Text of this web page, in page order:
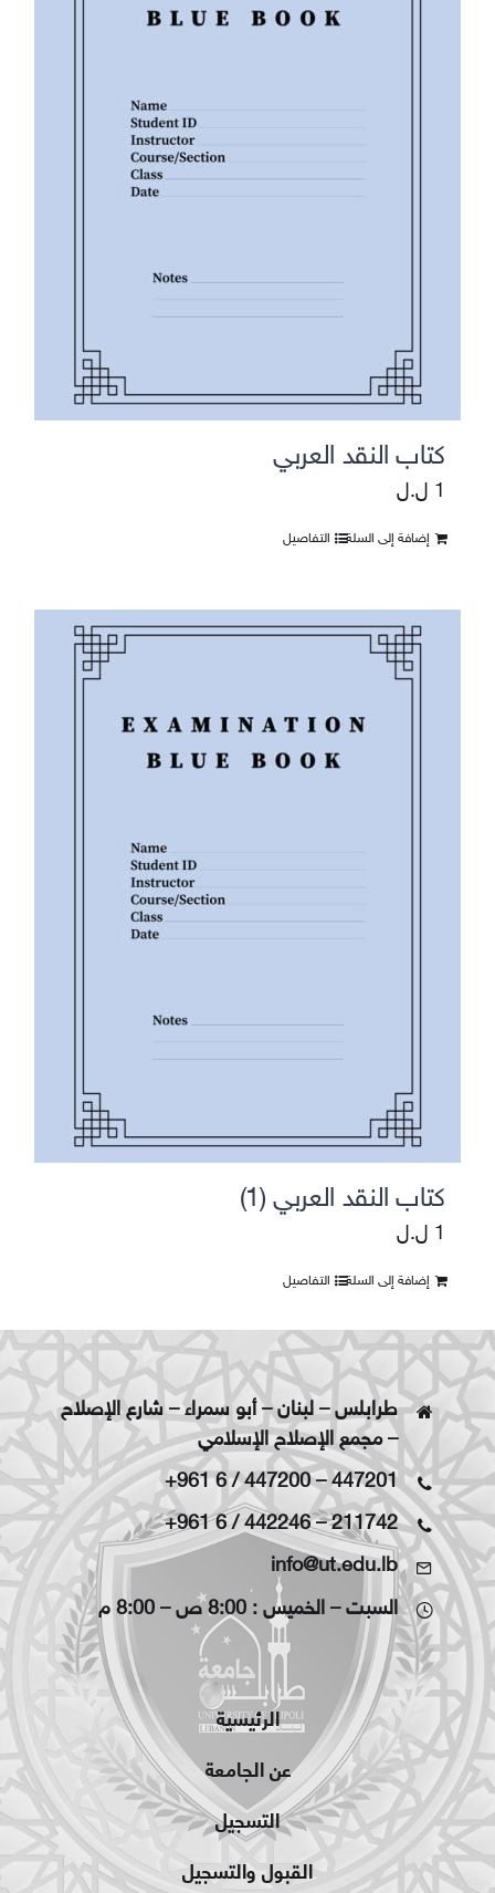
كتاب النقد العربي
1 ل.ل
إضافة إلى السلة التفاصيل
كتاب النقد العربي (1)
1 ل.ل
إضافة إلى السلة التفاصيل
طرابلس – لبنان – أبو سمراء – شارع الإصلاح
– مجمع الإصلاح الإسلامي
+961 6 / 447200–447201
+961 6 / 442246–211742
info@ut.edu.lb
السبت – الخميس : 8:00 ص – 8:00 م
الرئيسية
عن الجامعة
التسجيل
القبول والتسجيل